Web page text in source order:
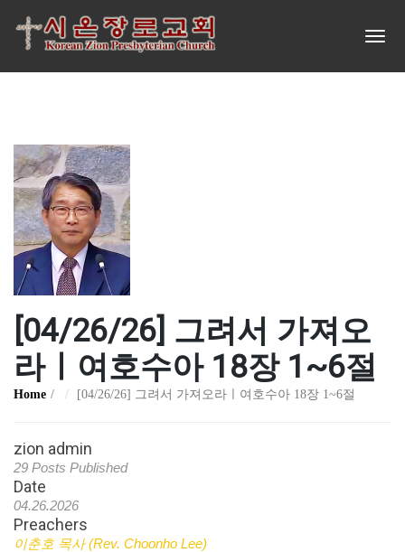
[04/26/26] 그려서 가져오
라ㅣ여호수아 18장 1~6절
Home [04/26/26] 그려서 가져오라ㅣ여호수아 18장 1~6절
zion admin
29 Posts Published
Date
04.26.2026
Preachers
이춘호 목사 (Rev. Choonho Lee)